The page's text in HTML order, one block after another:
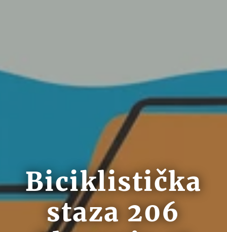
Biciklistička
staza 206